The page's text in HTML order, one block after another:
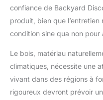
confiance de Backyard
produit, bien que
condition sine qua non
Le bois, matériau
climatiques, nécessite une
vivant dans des régions à
rigoureux devront prévoir